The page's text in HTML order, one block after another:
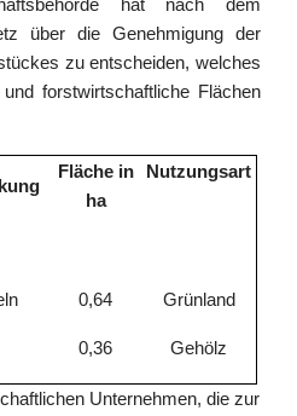
hat nach dem
über die Genehmigung der
zu entscheiden, welches
forstwirtschaftliche Flächen
Fläche in
ha
Nutzungsart
0,64
0,36
Grünland
Gehölz
Unternehmen, die zur